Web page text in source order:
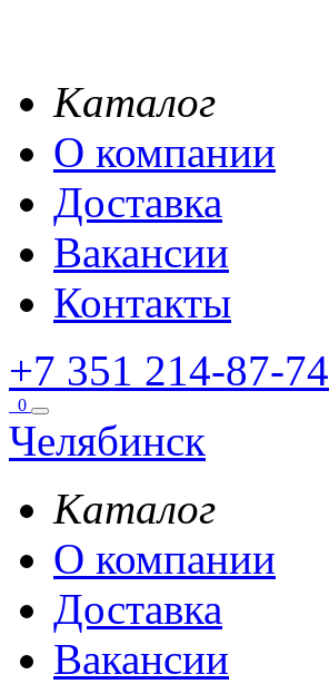
Каталог
О компании
Доставка
Вакансии
Контакты
+7 351 214-87-74
0
Челябинск
Каталог
О компании
Доставка
Вакансии